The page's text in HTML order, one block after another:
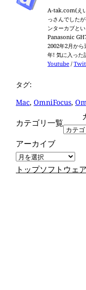
A-tak.com(え
っさんでした
ンターカブと
Panasonic
2002年2月か
年! 気に入った
Youtube /
タグ:
Mac, OmniFocus,
カテゴリ一覧
アーカイブ
トップソフトウェア